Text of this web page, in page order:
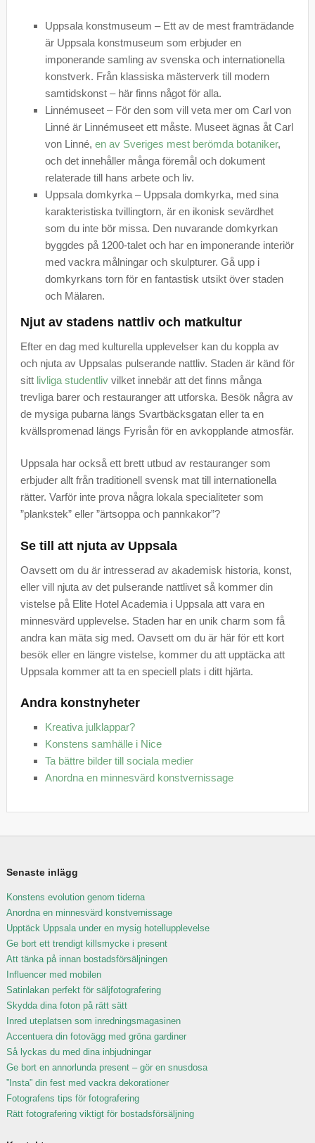
Uppsala konstmuseum – Ett av de mest framträdande
är Uppsala konstmuseum som erbjuder en
imponerande samling av svenska och internationella
konstverk. Från klassiska mästerverk till modern
samtidskonst – här finns något för alla.
Linnémuseet – För den som vill veta mer om Carl von
Linné är Linnémuseet ett måste. Museet ägnas åt Carl
von Linné, en av Sveriges mest berömda botaniker,
och det innehåller många föremål och dokument
relaterade till hans arbete och liv.
Uppsala domkyrka – Uppsala domkyrka, med sina
karakteristiska tvillingtorn, är en ikonisk sevärdhet
som du inte bör missa. Den nuvarande domkyrkan
byggdes på 1200-talet och har en imponerande interiör
med vackra målningar och skulpturer. Gå upp i
domkyrkans torn för en fantastisk utsikt över staden
och Mälaren.
Njut av stadens nattliv och matkultur
Efter en dag med kulturella upplevelser kan du koppla av
och njuta av Uppsalas pulserande nattliv. Staden är känd för
sitt livliga studentlivvilket innebär att det finns många
trevliga barer och restauranger att utforska. Besök några av
de mysiga pubarna längs Svartbäcksgatan eller ta en
kvällspromenad längs Fyrisån för en avkopplande atmosfär.
Uppsala har också ett brett utbud av restauranger som
erbjuder allt från traditionell svensk mat till internationella
rätter. Varför inte prova några lokala specialiteter som
”plankstek” eller ”ärtsoppa och pannkakor”?
Se till att njuta av Uppsala
Oavsett om du är intresserad av akademisk historia, konst,
eller vill njuta av det pulserande nattlivet så kommer din
vistelse på Elite Hotel Academia i Uppsala att vara en
minnesvärd upplevelse. Staden har en unik charm som få
andra kan mäta sig med. Oavsett om du är här för ett kort
besök eller en längre vistelse, kommer du att upptäcka att
Uppsala kommer att ta en speciell plats i ditt hjärta.
Andra konstnyheter
Kreativa julklappar?
Konstens samhälle i Nice
Ta bättre bilder till sociala medier
Anordna en minnesvärd konstvernissage
Senaste inlägg
Konstens evolution genom tiderna
Anordna en minnesvärd konstvernissage
Upptäck Uppsala under en mysig hotellupplevelse
Ge bort ett trendigt killsmycke i present
Att tänka på innan bostadsförsäljningen
Influencer med mobilen
Satinlakan perfekt för säljfotografering
Skydda dina foton på rätt sätt
Inred uteplatsen som inredningsmagasinen
Accentuera din fotovägg med gröna gardiner
Så lyckas du med dina inbjudningar
Ge bort en annorlunda present – gör en snusdosa
”Insta” din fest med vackra dekorationer
Fotografens tips för fotografering
Rätt fotografering viktigt för bostadsförsäljning